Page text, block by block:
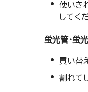
使いき
してく
蛍光管・蛍
買い替
割れて